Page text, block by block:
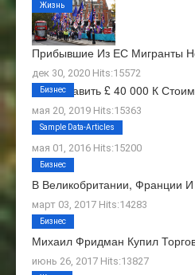
Прибывшие Из ЕС Мигранты
дек 30, 2020 Hits:15572
Жизнь
Как Добавить £ 40 000 К
мая 20, 2019 Hits:15363
Бизнес
О Нас
мая 01, 2016 Hits:15200
Sample Data-Articles
В Великобритании, Франции
март 03, 2017 Hits:14283
Бизнес
Михаил Фридман Купил
июнь 26, 2017 Hits:13827
Бизнес